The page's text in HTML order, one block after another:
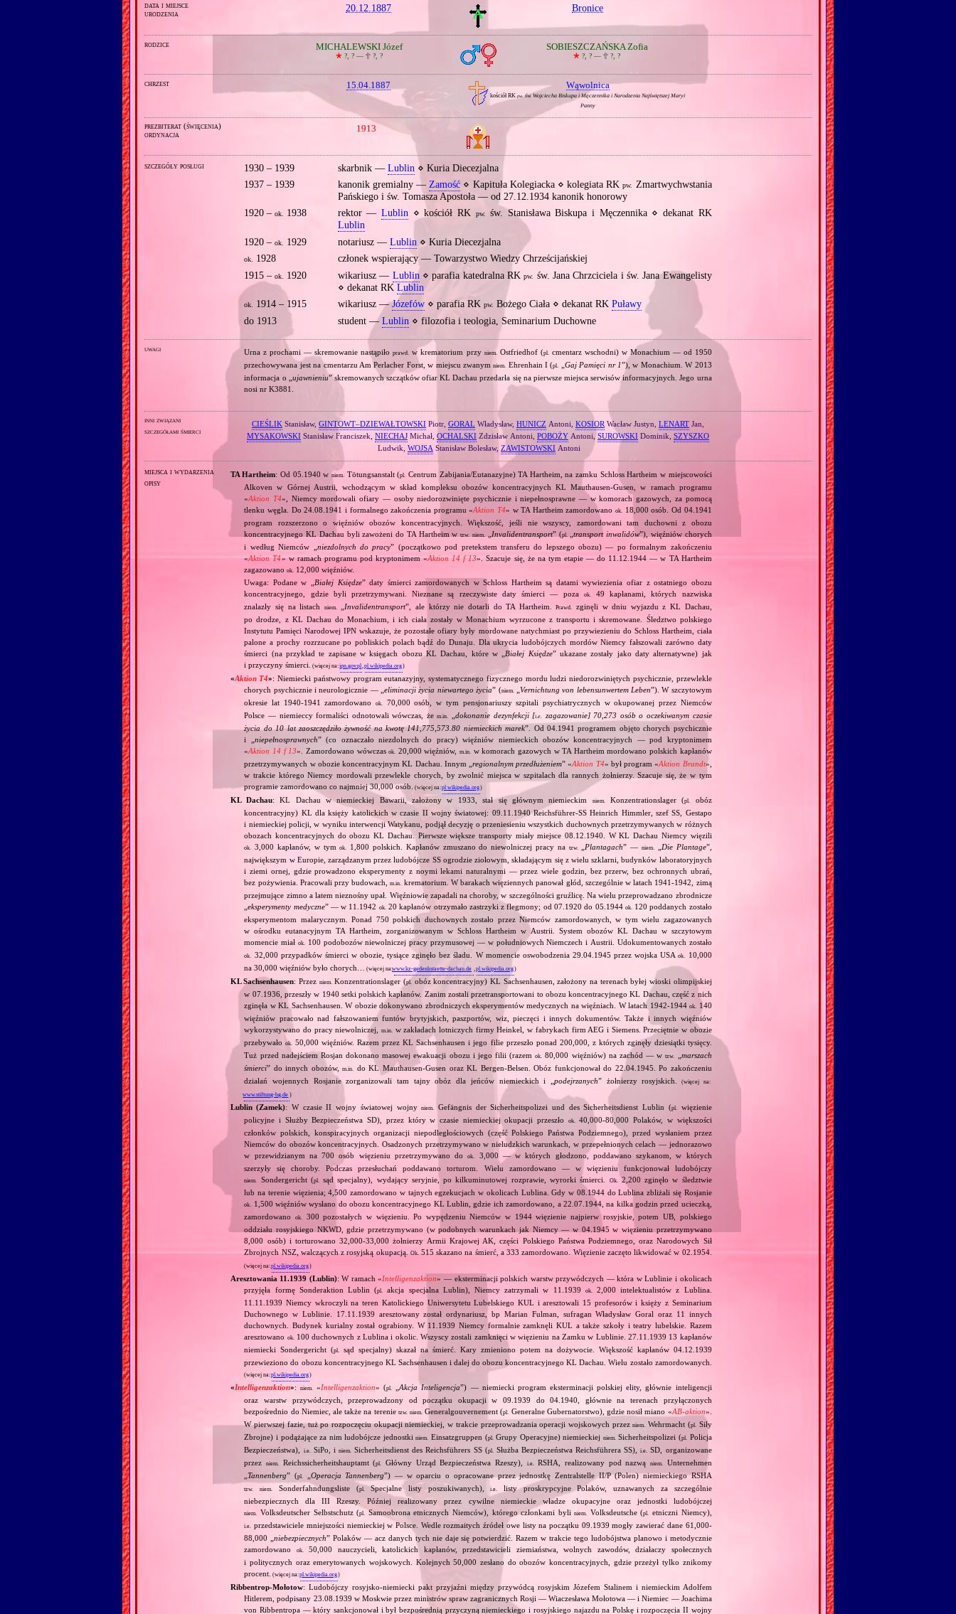
data i miejsce
urodzenia
20.12.1887 Bronice
rodzice MICHALEWSKI Józef
🞲 ?, ? — 🕆?, ?
SOBIESZCZAŃSKA Zofia
🞲 ?, ? —🕆 ?, ?
chrzest 15.04.1887 Wąwolnica
kościół RK pw.św. Wojciecha Biskupa i Męczennika i Narodzenia Najświętszej Maryi
Panny
prezbiterat (święcenia)
ordynacja
1913
szczegóły posługi 1930 – 1939 skarbnik — Lublin ⋄ Kuria Diecezjalna
1937 – 1939
kanonik gremialny —Zamość ⋄ Kapituła Kolegiacka ⋄ kolegiata RKpw. Zmartwychwstania
Pańskiego i św. Tomasza Apostoła — od 27.12.1934 kanonik honorowy
1920 –ok. 1938 rektor —Lublin ⋄ kościół RK pw.
św. Stanisława Biskupa i Męczennika ⋄ dekanat RK
Lublin
1920 –ok. 1929 notariusz — Lublin ⋄ Kuria Diecezjalna
ok. 1928
członek wspierający — Towarzystwo Wiedzy Chrześcijańskiej
1915 –ok. 1920 wikariusz — Lublin ⋄ parafia katedralna RKpw.
św. Jana Chrzciciela i św. Jana Ewangelisty
⋄ dekanat RK Lublin
ok. 1914 – 1915 wikariusz —Józefów⋄ parafia RK pw. Bożego Ciała ⋄ dekanat RK Puławy
do 1913
student — Lublin ⋄ filozofia i teologia, Seminarium Duchowne
uwagi Urna z prochami — skremowanie nastąpiłoprawd. w krematorium przy niem. Ostfriedhof (pl. cmentarz wschodni) w Monachium — od 1950
przechowywana jest na cmentarzu Am Perlacher Forst, w miejscu zwanymniem. Ehrenhain I (pl. Gaj Pamięci nr 1”), w Monachium. W 2013
informacja o „ ujawnieniu” skremowanych szczątków ofiar KL Dachau przedarła się na pierwsze miejsca serwisów informacyjnych. Jego urna
nosi nr K3881.
inni związani
szczegółami śmierci
CIEŚLIK Stanisław, GINTOWT–DZIEWAŁTOWSKIPiotr, GORAL Władysław, HUNICZ Antoni, KOSIOR Wacław Justyn, LENARTJan,
MYSAKOWSKI Stanisław Franciszek, NIECHAJMichał, OCHALSKI Zdzisław Antoni, POBOŻYAntoni, SUROWSKI Dominik, SZYSZKO
Ludwik, WOJSA Stanisław Bolesław, ZAWISTOWSKIAntoni
miejsca i wydarzenia
opisy
TA Hartheim: Od 05.1940 w niem. Tötungsanstalt (pl.
Centrum Zabijania/Eutanazyjne) TA Hartheim, na zamku Schloss Hartheim w miejscowości
Alkoven w Górnej Austrii, wchodzącym w skład kompleksu obozów koncentracyjnych KL Mauthausen‐Gusen, w ramach programu
«Aktion T4», Niemcy mordowali ofiary — osoby niedorozwinięte psychicznie i niepełnosprawne — w komorach gazowych, za pomocą
tlenku węgla. Do 24.08.1941 i formalnego zakończenia programu «Aktion T4» w TA Hartheim zamordowanook.
18,000 osób. Od 04.1941
program rozszerzono o więźniów obozów koncentracyjnych. Większość, jeśli nie wszyscy, zamordowani tam duchowni z obozu
koncentracyjnego KL Dachau byli zawożeni do TA Hartheim wtzw. niem. Invalidentransport” (pl. „transport inwalidów”), więźniów chorych
i według Niemców „ niezdolnych do pracy” (początkowo pod pretekstem transferu do lepszego obozu) — po formalnym zakończeniu
«Aktion T4» w ramach programu pod kryptonimem «Aktion 14 f 13». Szacuje się, że na tym etapie — do 11.12.1944 — w TA Hartheim
zagazowanook.
12,000 więźniów.
Uwaga: Podane w „ Białej Księdze” daty śmierci zamordowanych w Schloss Hartheim są datami wywiezienia ofiar z ostatniego obozu
koncentracyjnego, gdzie byli przetrzymywani. Nieznane są rzeczywiste daty śmierci — poza
ok.
49 kapłanami, których nazwiska
znalazły się na listach
niem. Invalidentransport”, ale którzy nie dotarli do TA Hartheim.Prawd.
zginęli w dniu wyjazdu z KL Dachau,
po drodze, z KL Dachau do Monachium, i ich ciała zostały w Monachium wyrzucone z transportu i skremowane. Śledztwo polskiego
Instytutu Pamięci Narodowej IPN wskazuje, że pozostałe ofiary były mordowane natychmiast po przywiezieniu do Schloss Hartheim, ciała
palone a prochy rozrzucane po pobliskich polach bądź do Dunaju. Dla ukrycia ludobójczych mordów Niemcy fałszowali zarówno daty
śmierci (na przykład te zapisane w księgach obozu KL Dachau, które w „ Białej Księdze” ukazane zostały jako daty alternatywne) jak
i przyczyny śmierci.
(więcej na:ipn.gov.pl ,pl.wikipedia.org)
«Aktion T4»: Niemiecki państwowy program eutanazyjny, systematycznego fizycznego mordu ludzi niedorozwiniętych psychicznie, przewlekle
chorych psychicznie i neurologicznie — „eliminacji życia niewartego życia” (niem. Vernichtung von lebensunwertem Leben”). W szczytowym
okresie lat 1940‐1941 zamordowanook.
70,000 osób, w tym pensjonariuszy szpitali psychiatrycznych w okupowanej przez Niemców
Polsce — niemieccy formaliści odnotowali wówczas, żem.in. dokonanie dezynfekcji [i.e.
zagazowanie] 70,273 osób o oczekiwanym czasie
życia do 10 lat zaoszczędziło żywność na kwotę 141,775,573.80 niemieckich marek”. Od 04.1941 programem objęto chorych psychicznie
i „ niepełnosprawnych” (co oznaczało niezdolnych do pracy) więźniów niemieckich obozów koncentracyjnych — pod kryptonimem
«Aktion 14 f 13». Zamordowano wówczasok. 20,000 więźniów,m.in.
w komorach gazowych w TA Hartheim mordowano polskich kapłanów
przetrzymywanych w obozie koncentracyjnym KL Dachau. Innym „ regionalnym przedłużeniem” «Aktion T4» był program «Aktion Brandt»,
w trakcie którego Niemcy mordowali przewlekle chorych, by zwolnić miejsca w szpitalach dla rannych żołnierzy. Szacuje się, że w tym
programie zamordowano co najmniej 30,000 osób.
(więcej na:pl.wikipedia.org)
KL Dachau: KL Dachau w niemieckiej Bawarii, założony w 1933, stał się głównym niemieckim niem. Konzentrationslager (pl.
obóz
koncentracyjny) KL dla księży katolickich w czasie II wojny światowej: 09.11.1940 Reichsführer‐SS Heinrich Himmler, szef SS, Gestapo
i niemieckiej policji, w wyniku interwencji Watykanu, podjął decyzję o przeniesieniu wszystkich duchownych przetrzymywanych w różnych
obozach koncentracyjnych do obozu KL Dachau. Pierwsze większe transporty miały miejsce 08.12.1940. W KL Dachau Niemcy więzili
ok. 3,000 kapłanów, w tymok. 1,800 polskich. Kapłanów zmuszano do niewolniczej pracy na tzw. Plantagach” —niem. Die Plantage”,
największym w Europie, zarządzanym przez ludobójcze SS ogrodzie ziołowym, składającym się z wielu szklarni, budynków laboratoryjnych
i ziemi ornej, gdzie prowadzono eksperymenty z noymi lekami naturalnymi — przez wiele godzin, bez przerw, bez ochronnych ubrań,
bez pożywienia. Pracowali przy budowach,m.in.
krematorium. W barakach więziennych panował głód, szczególnie w latach 1941‐1942, zimą
przejmujące zimno a latem nieznośny upał. Więźniowie zapadali na choroby, w szczególności gruźlicę. Na wielu przeprowadzano zbrodnicze
„eksperymenty medyczne” — w 11.1942 ok. 20 kapłanów otrzymało zastrzyki z flegmony; od 07.1920 do 05.1944 ok.
120 poddanych zostało
eksperymentom malarycznym. Ponad 750 polskich duchownych zostało przez Niemców zamordowanych, w tym wielu zagazowanych
w ośrodku eutanacyjnym TA Hartheim, zorganizowanym w Schloss Hartheim w Austrii. System obozów KL Dachau w szczytowym
momencie miałok. 100 podobozów niewolniczej pracy przymusowej — w południowych Niemczech i Austrii. Udokumentowanych zostało
ok. 32,000 przypadków śmierci w obozie, tysiące zginęło bez śladu. W momencie oswobodzenia 29.04.1945 przez wojska USAok.
10,000
na 30,000 więźniów było chorych…
(więcej na:www.kz-gedenkstaette-dachau.de ,pl.wikipedia.org)
KL Sachsenhausen: Przez niem. Konzentrationslager (pl.
obóz koncentracyjny) KL Sachsenhausen, założony na terenach byłej wioski olimpijskiej
w 07.1936, przeszły w 1940 setki polskich kapłanów. Zanim zostali przetransportowani to obozu koncentracyjnego KL Dachau, część z nich
zginęła w KL Sachsenhausen. W obozie dokonywano zbrodniczych eksperymentów medycznych na więźniach. W latach 1942‐1944ok.
140
więźniów pracowało nad fałszowaniem funtów brytyjskich, paszportów, wiz, pieczęci i innych dokumentów. Także i innych więźniów
wykorzystywano do pracy niewolniczej,m.in.
w zakładach lotniczych firmy Heinkel, w fabrykach firm AEG i Siemens. Przeciętnie w obozie
przebywałook.
50,000 więźniów. Razem przez KL Sachsenhausen i jego filie przeszło ponad 200,000, z których zginęły dziesiątki tysięcy.
Tuż przed nadejściem Rosjan dokonano masowej ewakuacji obozu i jego filii (razemok. 80,000 więźniów) na zachód — wtzw.
marszach
śmierci” do innych obozów,m.in.
do KL Mauthausen‐Gusen oraz KL Bergen‐Belsen. Obóz funkcjonował do 22.04.1945. Po zakończeniu
działań wojennych Rosjanie zorganizowali tam tajny obóz dla jeńców niemieckich i „ podejrzanych” żołnierzy rosyjskich.
(więcej na:
www.stiftung-bg.de )
Lublin (Zamek): W czasie II wojny światowej wojnyniem. Gefängnis der Sicherheitspolizei und des Sicherheitsdienst Lublin (pl.
więzienie
policyjne i Służby Bezpieczeństwa SD), przez który w czasie niemieckiej okupacji przeszło
ok.
40,000‐80,000 Polaków, w większości
członków polskich, konspiracyjnych organizacji niepodległościowych (część Polskiego Państwa Podziemnego), przed wysłaniem przez
Niemców do obozów koncentracyjnych. Osadzonych przetrzymywano w nieludzkich warunkach, w przepełnionych celach — jednorazowo
w przewidzianym na 700 osób więzieniu przetrzymywano dook.
3,000 — w których głodzono, poddawano szykanom, w których
szerzyły się choroby. Podczas przesłuchań poddawano torturom. Wielu zamordowano — w więzieniu funkcjonował ludobójczy
niem. Sondergericht (pl. sąd specjalny), wydający seryjnie, po kilkuminutowej rozprawie, wyrorki śmierci. Ok. 2,200 zginęło w śledztwie
lub na terenie więzienia; 4,500 zamordowano w tajnych egzekucjach w okolicach Lublina. Gdy w 08.1944 do Lublina zbliżali się Rosjanie
ok.
1,500 więźniów wysłano do obozu koncentracyjnego KL Lublin, gdzie ich zamordowano, a 22.07.1944, na kilka godzin przed ucieczką,
zamordowanook.
300 pozostałych w więzieniu. Po wypędzeniu Niemców w 1944 więzienie najpierw rosyjskie, potem UB, polskiego
oddziału rosyjskiego NKWD, gdzie przetrzymywano (w podobnych warunkach jak Niemcy — w 04.1945 w więzieniu przetrzymywano
8,000 osób) i torturowano 32,000‐33,000 żołnierzy Armii Krajowej AK, części Polskiego Państwa Podziemnego, oraz Narodowych Sił
Zbrojnych NSZ, walczących z rosyjską okupacją.Ok.515 skazano na śmierć, a 333 zamordowano. Więzienie zaczęto likwidować w 02.1954.
(więcej na:pl.wikipedia.org)
Aresztowania 11.1939 (Lublin): W ramach «Intelligenzaktion» — eksterminacji polskich warstw przywódczych — która w Lublinie i okolicach
przyjęła formę Sonderaktion Lublin (pl. akcja specjalna Lublin), Niemcy zatrzymali w 11.1939 ok.
2,000 intelektualistów z Lublina.
11.11.1939 Niemcy wkroczyli na teren Katolickiego Uniwersytetu Lubelskiego KUL i aresztowali 15 profesorów i księży z Seminarium
Duchownego w Lublinie. 17.11.1939 aresztowany został ordynariusz, bp Marian Fulman, sufragan Władysław Goral oraz 11 innych
duchownych. Budynek kurialny został ograbiony. W 11.1939 Niemcy formalnie zamknęli KUL a także szkoły i teatry lubelskie. Razem
aresztowano ok.
100 duchownych z Lublina i okolic. Wszyscy zostali zamknięci w więzieniu na Zamku w Lublinie. 27.11.1939 13 kapłanów
niemiecki Sondergericht (pl.
sąd specjalny) skazał na śmierć. Kary zmieniono potem na dożywocie. Większość kapłanów 04.12.1939
przewieziono do obozu koncentracyjnego KL Sachsenhausen i dalej do obozu koncentracyjnego KL Dachau. Wielu zostało zamordowanych.
(więcej na:pl.wikipedia.org)
«Intelligenzaktion»: niem. «Intelligenzaktion» (pl. „Akcja Inteligencja”) — niemiecki program eksterminacji polskiej elity, głównie inteligencji
oraz warstw przywódczych, przeprowadzony od początku okupacji w 09.1939 do 04.1940, głównie na terenach przyłączonych
bezpośrednio do Niemiec, ale także na terenie tzw. niem. Generalgouvernement (pl. Generalne Gubernatorstwo), gdzie nosił miano «AB‐aktion».
W pierwszej fazie, tuż po rozpoczęciu okupacji niemieckiej, w trakcie przeprowadzania operacji wojskowych przezniem. Wehrmacht (pl.
Siły
Zbrojne) i podążające za nim ludobójcze jednostkiniem. Einsatzgruppen (pl. Grupy Operacyjne) niemieckiej niem. Sicherheitspolizei (pl.
Policja
Bezpieczeństwa),
i.e. SiPo, i niem. Sicherheitsdienst des Reichsführers SS (pl. Służba Bezpieczeństwa Reichsführera SS),i.e.
SD, organizowane
przezniem. Reichssicherheitshauptamt (pl. Główny Urząd Bezpieczeństwa Rzeszy), i.e. RSHA, realizowany pod nazwą niem.
Unternehmen
„Tannenberg” (pl. Operacja Tannenberg”) — w oparciu o opracowane przez jednostkę Zentralstelle II/P (Polen) niemieckiego RSHA
tzw. niem. Sonderfahndungsliste (pl. Specjalne listy poszukiwanych),i.e.
listy proskrypcyjne Polaków, uznawanych za szczególnie
niebezpiecznych dla III Rzeszy. Później realizowany przez cywilne niemieckie władze okupacyjne oraz jednostki ludobójczej
niem. Volksdeutscher Selbstschutz (pl. Samoobrona etnicznych Niemców), którego członkami byliniem. Volksdeutsche (pl. etniczni Niemcy),
i.e.
przedstawiciele mniejszości niemieckiej w Polsce. Wedle rozmaitych źródeł owe listy na początku 09.1939 mogły zawierać dane 61,000‐
88,000 „niebezpiecznych” Polaków — acz danych tych nie daje się potwierdzić. Razem w trakcie tego ludobójstwa planowo i metodycznie
zamordowano
ok.
50,000 nauczycieli, katolickich kapłanów, przedstawicieli ziemiaństwa, wolnych zawodów, działaczy społecznych
i politycznych oraz emerytowanych wojskowych. Kolejnych 50,000 zesłano do obozów koncentracyjnych, gdzie przeżył tylko znikomy
procent. (więcej na:pl.wikipedia.org)
Ribbentrop‐Mołotow: Ludobójczy rosyjsko‐niemiecki pakt przyjaźni między przywódcą rosyjskim Józefem Stalinem i niemieckim Adolfem
Hitlerem, podpisany 23.08.1939 w Moskwie przez ministrów spraw zagranicznych Rosji — Wiaczesława Mołotowa — i Niemiec — Joachima
von Ribbentropa — który sankcjonował i był bezpośrednią przyczyną niemieckiego i rosyjskiego najazdu na Polskę i rozpoczęcia II wojny